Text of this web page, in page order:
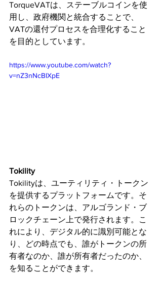
TorqueVATは、ステーブルコインを使
用し、政府機関と統合することで、
VATの還付プロセスを合理化すること
を目的としています。
https://www.youtube.com/watch?
v=nZ3nNcBIXpE
Tokility
Tokilityは、ユーティリティ・トークン
を提供するプラットフォームです。そ
れらのトークンは、アルゴランド・ブ
ロックチェーン上で発行されます。こ
れにより、デジタル的に識別可能とな
り、どの時点でも、誰がトークンの所
有者なのか、誰が所有者だったのか、
を知ることができます。